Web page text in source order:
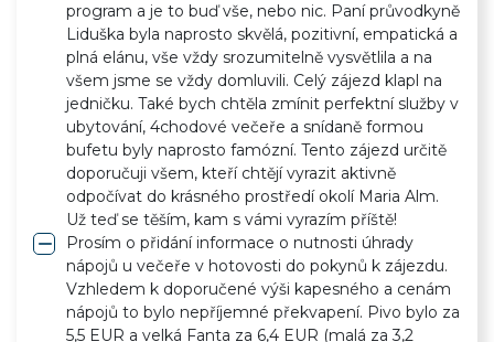
program a je to buď vše, nebo nic. Paní průvodkyně
Liduška byla naprosto skvělá, pozitivní, empatická a
plná elánu, vše vždy srozumitelně vysvětlila a na
všem jsme se vždy domluvili. Celý zájezd klapl na
jedničku. Také bych chtěla zmínit perfektní služby v
ubytování, 4chodové večeře a snídaně formou
bufetu byly naprosto famózní. Tento zájezd určitě
doporučuji všem, kteří chtějí vyrazit aktivně
odpočívat do krásného prostředí okolí Maria Alm.
Už teď se těším, kam s vámi vyrazím příště!
remove
Prosím o přidání informace o nutnosti úhrady
nápojů u večeře v hotovosti do pokynů k zájezdu.
Vzhledem k doporučené výši kapesného a cenám
nápojů to bylo nepříjemné překvapení. Pivo bylo za
5,5 EUR a velká Fanta za 6,4 EUR (malá za 3,2